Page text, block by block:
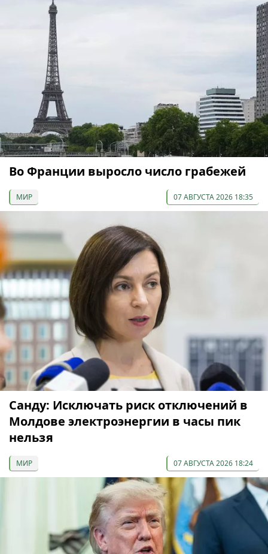
Во Франции выросло число грабежей
МИР 07 АВГУСТА 2026 18:35
Санду: Исключать риск отключений в
Молдове электроэнергии в часы пик
нельзя
МИР 07 АВГУСТА 2026 18:24